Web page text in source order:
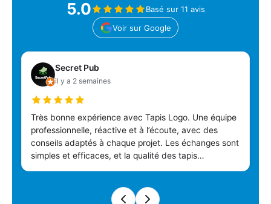
5.0
Basé sur 11 avis
Voir sur Google
Secret Pub
il y a 2 semaines
Très bonne expérience avec Tapis Logo. Une équipe
professionnelle, réactive et à l’écoute, avec des
conseils adaptés à chaque projet. Les échanges sont
simples et efficaces, et la qualité des tapis
recommandons pour la personnalisation de tapis